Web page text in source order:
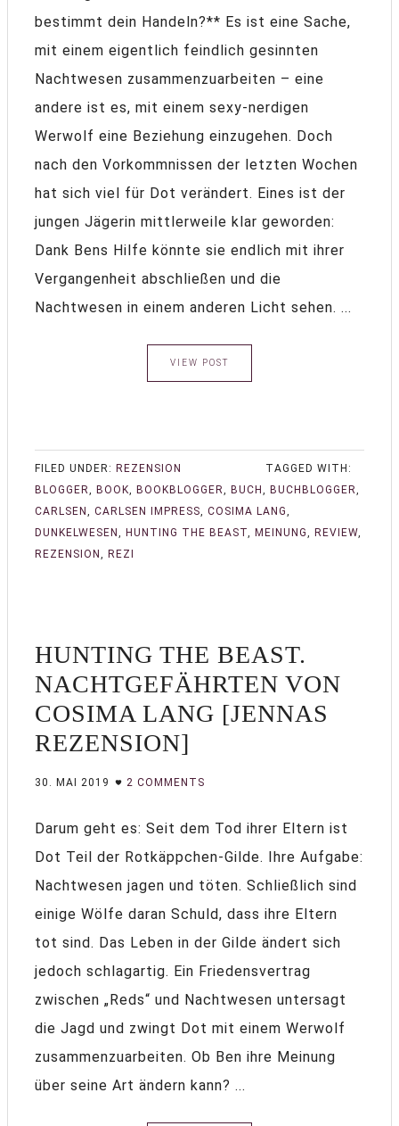
bestimmt dein Handeln?** Es ist eine Sache,
mit einem eigentlich feindlich gesinnten
Nachtwesen zusammenzuarbeiten – eine
andere ist es, mit einem sexy-nerdigen
Werwolf eine Beziehung einzugehen. Doch
nach den Vorkommnissen der letzten Wochen
hat sich viel für Dot verändert. Eines ist der
jungen Jägerin mittlerweile klar geworden:
Dank Bens Hilfe könnte sie endlich mit ihrer
Vergangenheit abschließen und die
Nachtwesen in einem anderen Licht sehen. ...
VIEW POST
FILED UNDER: REZENSION
TAGGED WITH:
BLOGGER, BOOK, BOOKBLOGGER, BUCH , BUCHBLOGGER,
CARLSEN , CARLSEN IMPRESS, COSIMA LANG,
DUNKELWESEN , HUNTING THE BEAST, MEINUNG, REVIEW,
REZENSION , REZI
HUNTING THE BEAST.
NACHTGEFÄHRTEN VON
COSIMA LANG [JENNAS
REZENSION]
30. MAI 2019 2 COMMENTS
Darum geht es: Seit dem Tod ihrer Eltern ist
Dot Teil der Rotkäppchen-Gilde. Ihre Aufgabe:
Nachtwesen jagen und töten. Schließlich sind
einige Wölfe daran Schuld, dass ihre Eltern
tot sind. Das Leben in der Gilde ändert sich
jedoch schlagartig. Ein Friedensvertrag
zwischen „Reds“ und Nachtwesen untersagt
die Jagd und zwingt Dot mit einem Werwolf
zusammenzuarbeiten. Ob Ben ihre Meinung
über seine Art ändern kann? ...